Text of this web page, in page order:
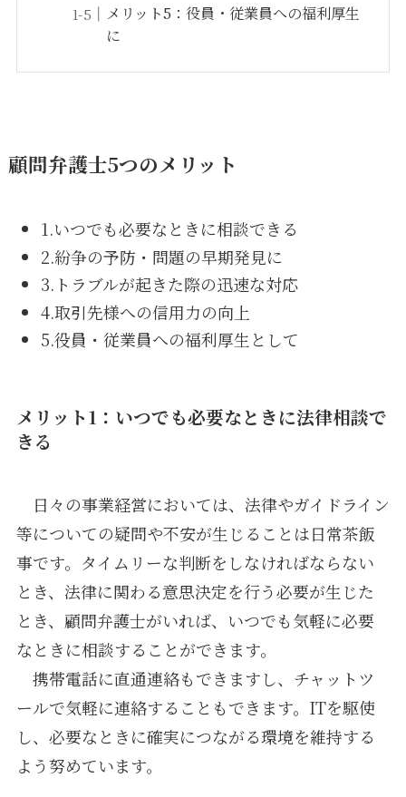
メリット5：役員・従業員への福利厚生
に
顧問弁護士5つのメリット
1.いつでも必要なときに相談できる
2.紛争の予防・問題の早期発見に
3.トラブルが起きた際の迅速な対応
4.取引先様への信用力の向上
5.役員・従業員への福利厚生として
メリット1：いつでも必要なときに法律相談で
きる
日々の事業経営においては、法律やガイドライン
等についての疑問や不安が生じることは日常茶飯
事です。タイムリーな判断をしなければならない
とき、法律に関わる意思決定を行う必要が生じた
とき、顧問弁護士がいれば、いつでも気軽に必要
なときに相談することができます。
携帯電話に直通連絡もできますし、チャットツ
ールで気軽に連絡することもできます。ITを駆使
し、必要なときに確実につながる環境を維持する
よう努めています。